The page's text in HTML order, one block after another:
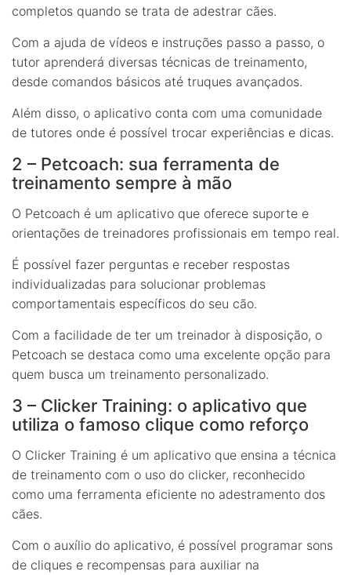
completos quando se trata de adestrar cães.
Com a ajuda de vídeos e instruções passo a passo, o
tutor aprenderá diversas técnicas de treinamento,
desde comandos básicos até truques avançados.
Além disso, o aplicativo conta com uma comunidade
de tutores onde é possível trocar experiências e dicas.
2 – Petcoach: sua ferramenta de
treinamento sempre à mão
O Petcoach é um aplicativo que oferece suporte e
orientações de treinadores profissionais em tempo real.
É possível fazer perguntas e receber respostas
individualizadas para solucionar problemas
comportamentais específicos do seu cão.
Com a facilidade de ter um treinador à disposição, o
Petcoach se destaca como uma excelente opção para
quem busca um treinamento personalizado.
3 – Clicker Training: o aplicativo que
utiliza o famoso clique como reforço
O Clicker Training é um aplicativo que ensina a técnica
de treinamento com o uso do clicker, reconhecido
como uma ferramenta eficiente no adestramento dos
cães.
Com o auxílio do aplicativo, é possível programar sons
de cliques e recompensas para auxiliar na